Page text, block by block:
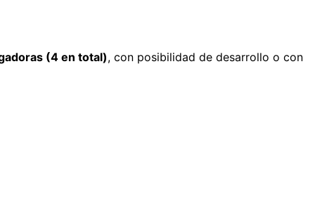
(4 en total), con posibilidad de desarrollo o con